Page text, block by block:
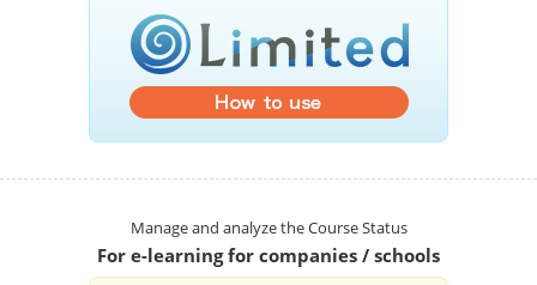
Manage and analyze the Course Status
For e-learning for companies / schools